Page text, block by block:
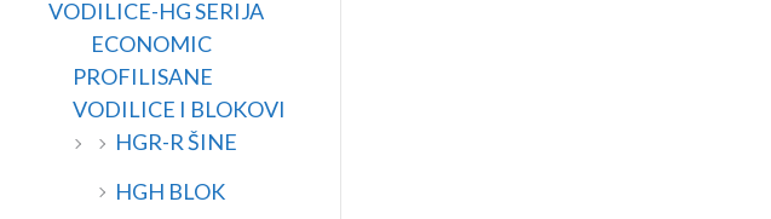
VODILICE-HG SERIJA
ECONOMIC
PROFILISANE
VODILICE I BLOKOVI
HGR-R ŠINE
HGH BLOK